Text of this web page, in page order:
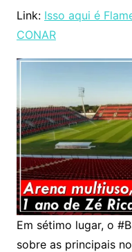
Link: Isso aqui é
CONAR
Em sétimo lugar, o
sobre as principais